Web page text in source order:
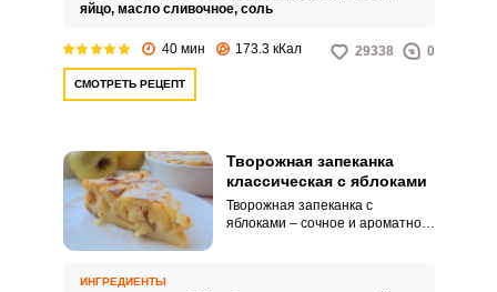
яйцо, масло сливочное, соль
40 мин 173.3 кКал 29338 0
СМОТРЕТЬ РЕЦЕПТ
Творожная запеканка
классическая с яблоками
Творожная запеканка с
яблоками – сочное и ароматное
ИНГРЕДИЕНТЫ